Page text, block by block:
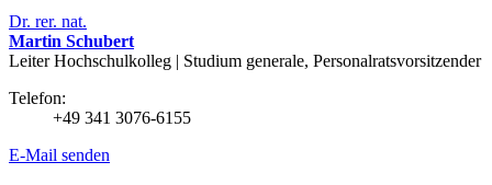
Dr. rer. nat.
Martin Schubert
Leiter Hochschulkolleg | Studium generale, Personalratsvorsitzender
Telefon:
+49 341 3076-6155
E-Mail senden